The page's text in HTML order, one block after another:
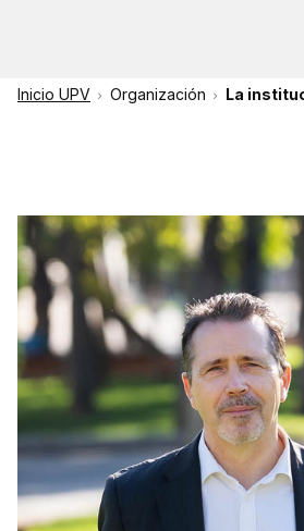
Inicio UPV Organización La